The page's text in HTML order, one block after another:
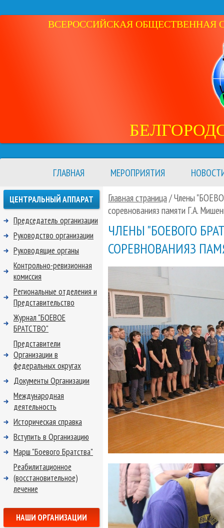
ВСЕРОССИЙСКАЯ ОБЩЕСТВЕННАЯ
ГЛАВНАЯ МЕРОПРИЯТИЯ
Главная страница/ Члены
соревнованияз памяти Г.А.
ЧЛЕНЫ "БОЕВОГО
СОРЕВНОВАНИЯЗ
ЦЕНТРАЛЬНЫЙ АППАРАТ
Председатель организации
Руководство организации
Руководящие органы
Контрольно-ревизионная
комиссия
Региональные отделения и
Представительство
Журнал "БОЕВОЕ
БРАТСТВО"
Представители
Организации в
федеральных округах
Документы Организации
Международная
деятельность
Историческая справка
Вступить в Организацию
Марш "Боевого Братства"
Реабилитационное
(восстановительное)
лечение
НАШИ ОРГАНИЗАЦИИ